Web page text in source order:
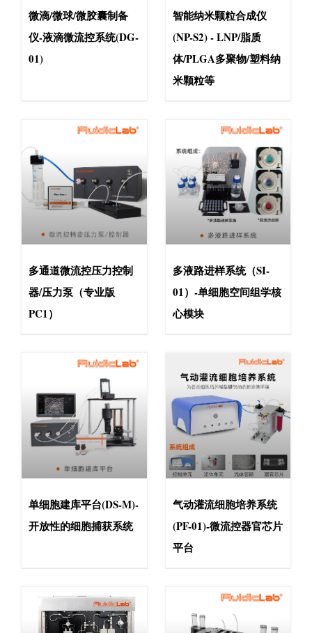
微滴/微球/微胶囊制备
仪-液滴微流控系统(DG-
01)
智能纳米颗粒合成仪
(NP-S2) - LNP/脂质
体/PLGA多聚物/塑料纳
米颗粒等
多通道微流控压力控制
器/压力泵（专业版
PC1）
多液路进样系统（SI-
01）-单细胞空间组学核
心模块
单细胞建库平台(DS-M)-
开放性的细胞捕获系统
气动灌流细胞培养系统
(PF-01)-微流控器官芯片
平台